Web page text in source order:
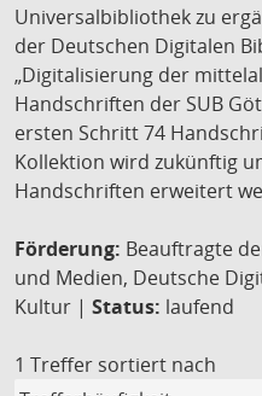
Universalbibliothek zu
der Deutschen Digitalen
„Digitalisierung der
Handschriften der SUB
ersten Schritt 74
Kollektion wird zukünftig
Handschriften erweitert
Förderung: Beauftragte
und Medien, Deutsche
Kultur | Status: laufend
1 Treffer sortiert nach